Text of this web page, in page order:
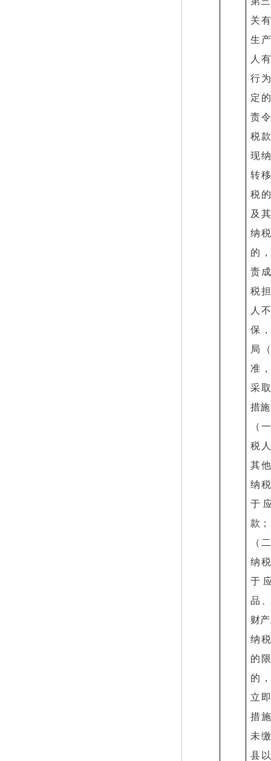
关
生
人
行
定
责
税
现
转
税
及
纳
的
责
税
人
保
局
准
采
措
（
税
其
纳
于
款；
（
纳
于
品
财
纳
的
的
立
措
未
县